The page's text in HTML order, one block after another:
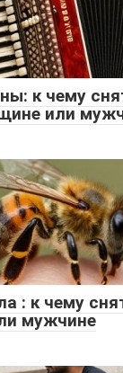
к чему
или
: к чему
мужчине